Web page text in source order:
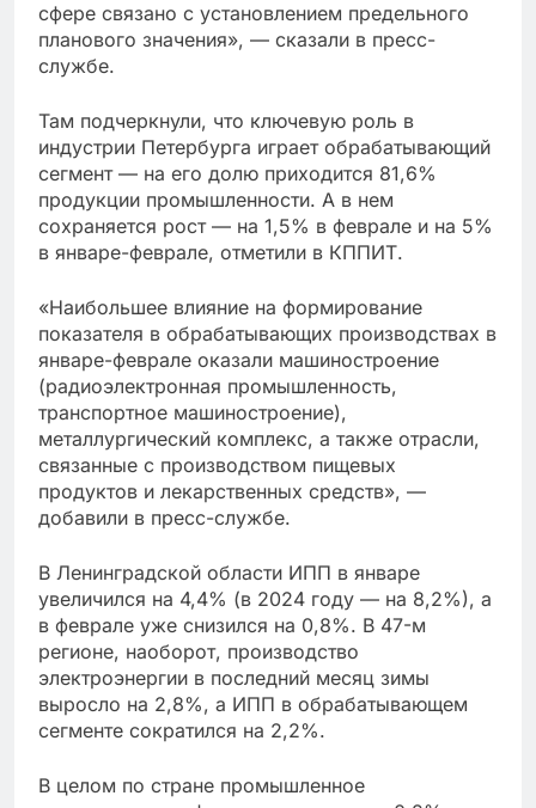
сфере связано с установлением предельного
планового значения», — сказали в пресс-
службе.
Там подчеркнули, что ключевую роль в
индустрии Петербурга играет обрабатывающий
сегмент — на его долю приходится 81,6%
продукции промышленности. А в нем
сохраняется рост — на 1,5% в феврале и на 5%
в январе-феврале, отметили в КППИТ.
«Наибольшее влияние на формирование
показателя в обрабатывающих производствах в
январе-феврале оказали машиностроение
(радиоэлектронная промышленность,
транспортное машиностроение),
металлургический комплекс, а также отрасли,
связанные с производством пищевых
продуктов и лекарственных средств», —
добавили в пресс-службе.
В Ленинградской области ИПП в январе
увеличился на 4,4% (в 2024 году — на 8,2%), а
в феврале уже снизился на 0,8%. В 47-м
регионе, наоборот, производство
электроэнергии в последний месяц зимы
выросло на 2,8%, а ИПП в обрабатывающем
сегменте сократился на 2,2%.
В целом по стране промышленное